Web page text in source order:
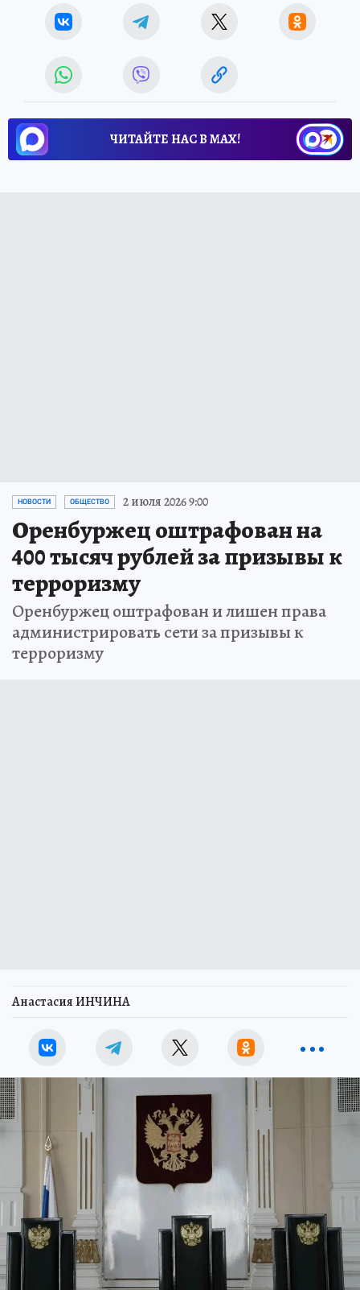
ЧИТАЙТЕ НАС В МАХ!
НОВОСТИ ОБЩЕСТВО 2 июля 2026 9:00
Оренбуржец оштрафован на
400 тысяч рублей за призывы к
терроризму
Оренбуржец оштрафован и лишен права
администрировать сети за призывы к
терроризму
Анастасия ИНЧИНА